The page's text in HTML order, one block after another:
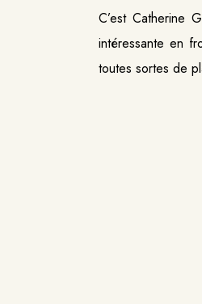
C’est Catherine
intéressante en
toutes sortes de